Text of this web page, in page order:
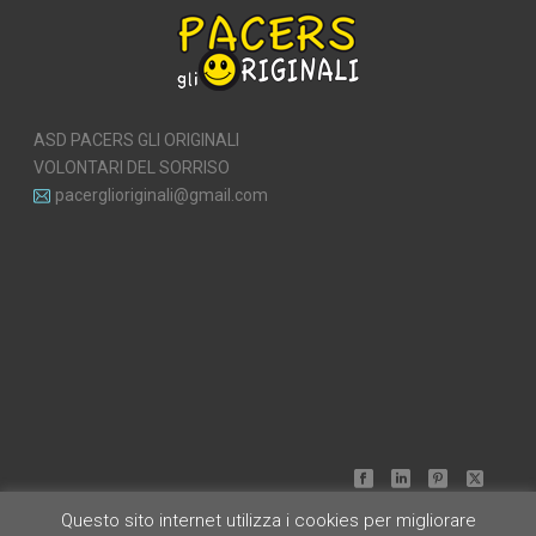
ASD PACERS GLI ORIGINALI
VOLONTARI DEL SORRISO
pacerglioriginali@gmail.com
Questo sito internet utilizza i cookies per migliorare